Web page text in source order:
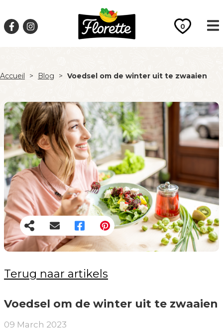
0
Accueil > Blog > Voedsel om de winter uit te zwaaien
Terug naar artikels
Voedsel om de winter uit te zwaaien
09 March 2023